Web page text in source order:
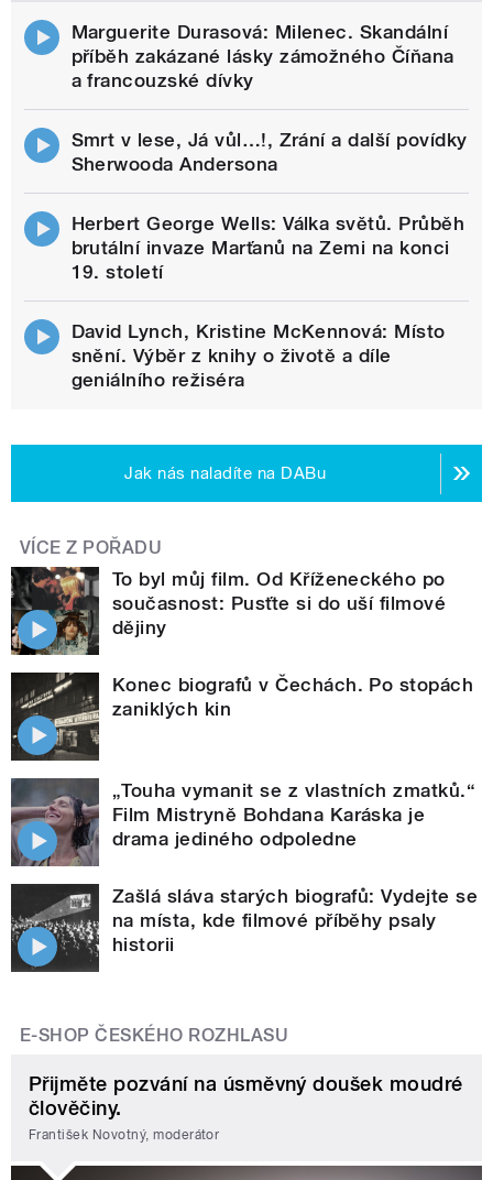
Marguerite Durasová: Milenec. Skandální
příběh zakázané lásky zámožného Číňana
a francouzské dívky
Smrt v lese, Já vůl…!, Zrání a další povídky
Sherwooda Andersona
Herbert George Wells: Válka světů. Průběh
brutální invaze Marťanů na Zemi na konci
19. století
David Lynch, Kristine McKennová: Místo
snění. Výběr z knihy o životě a díle
geniálního režiséra
Jak nás naladíte na DABu
VÍCE Z POŘADU
To byl můj film. Od Kříženeckého po
současnost: Pusťte si do uší filmové
dějiny
Konec biografů v Čechách. Po stopách
zaniklých kin
„Touha vymanit se z vlastních zmatků.“
Film Mistryně Bohdana Karáska je
drama jediného odpoledne
Zašlá sláva starých biografů: Vydejte se
na místa, kde filmové příběhy psaly
historii
E-SHOP ČESKÉHO ROZHLASU
Přijměte pozvání na úsměvný doušek moudré
člověčiny.
František Novotný, moderátor